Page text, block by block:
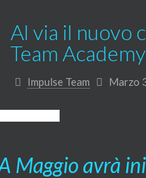
Al via il nuovo
Team Academy
Impulse Team Marzo
Maggio avrà